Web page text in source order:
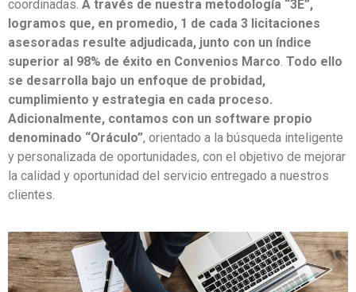
coordinadas. A través de nuestra metodología “3E”,
logramos que, en promedio, 1 de cada 3 licitaciones
asesoradas resulte adjudicada, junto con un índice
superior al 98% de éxito en Convenios Marco. Todo ello
se desarrolla bajo un enfoque de probidad,
cumplimiento y estrategia en cada proceso.
Adicionalmente, contamos con un software propio
denominado “Oráculo”, orientado a la búsqueda inteligente
y personalizada de oportunidades, con el objetivo de mejorar
la calidad y oportunidad del servicio entregado a nuestros
clientes.